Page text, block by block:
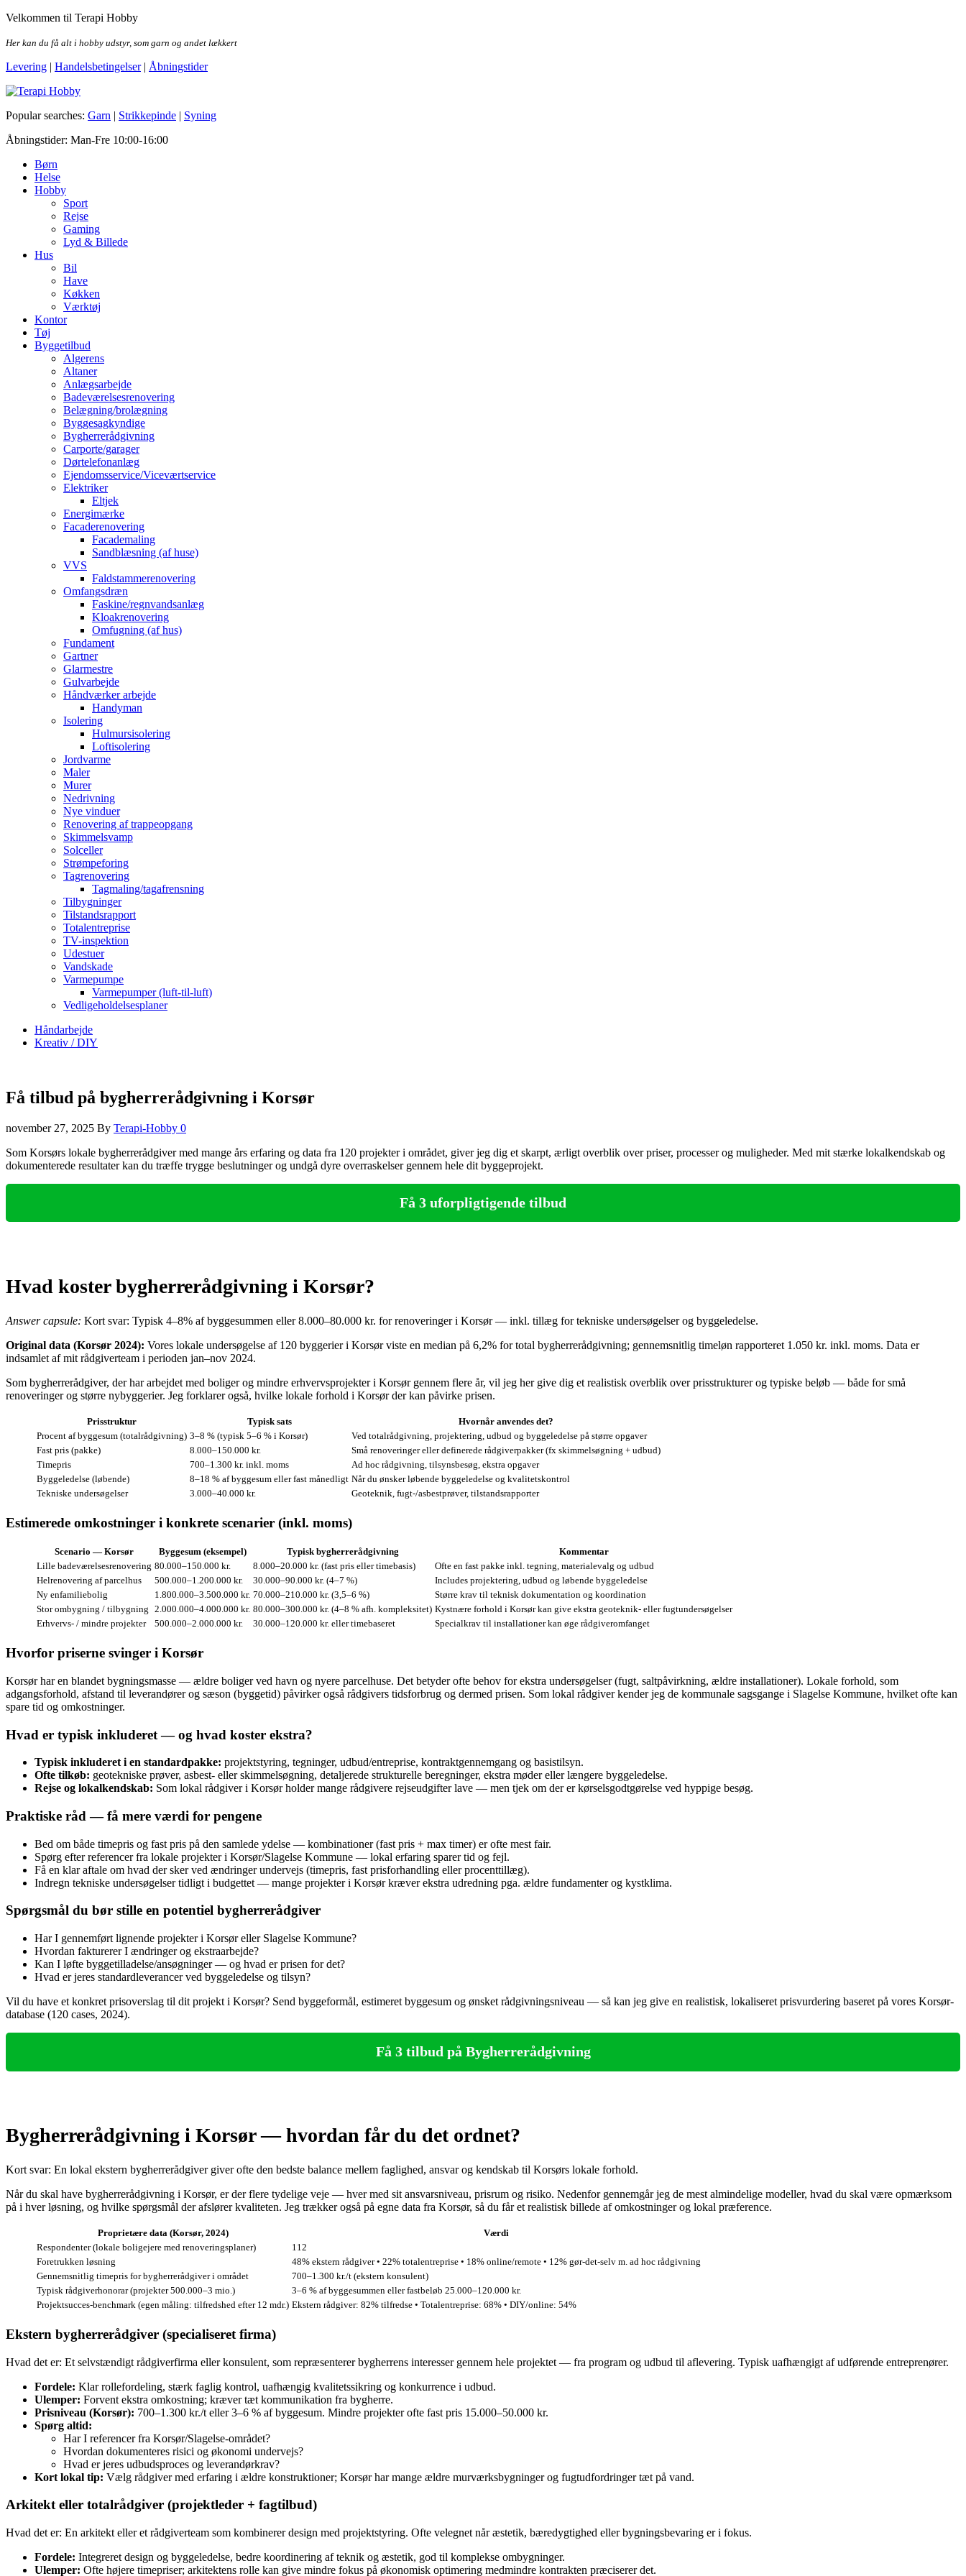
Skip
the
Velkommen til Terapi Hobby
Her kan du få alt i hobby udstyr, som garn og andet lækkert
Levering | Handelsbetingelser| Åbningstider
Terapi Hobby
Popular searches: Garn | Strikkepinde | Syning
Åbningstider: Man-Fre 10:00-16:00
Børn
Helse
Hobby
Sport
Rejse
Gaming
Lyd & Billede
Hus
Bil
Have
Køkken
Værktøj
Kontor
Tøj
Byggetilbud
Algerens
Altaner
Anlægsarbejde
Badeværelsesrenovering
Belægning/brolægning
Byggesagkyndige
Bygherrerådgivning
Carporte/garager
Dørtelefonanlæg
Ejendomsservice/Viceværtservice
Elektriker
Eltjek
Energimærke
Facaderenovering
Facademaling
Sandblæsning (af huse)
VVS
Faldstammerenovering
Omfangsdræn
Faskine/regnvandsanlæg
Kloakrenovering
Omfugning (af hus)
Fundament
Gartner
Glarmestre
Gulvarbejde
Håndværker arbejde
Handyman
Isolering
Hulmursisolering
Loftisolering
Jordvarme
Maler
Murer
Nedrivning
Nye vinduer
Renovering af trappeopgang
Skimmelsvamp
Solceller
Strømpeforing
Tagrenovering
Tagmaling/tagafrensning
Tilbygninger
Tilstandsrapport
Totalentreprise
TV-inspektion
Udestuer
Vandskade
Varmepumpe
Varmepumper (luft-til-luft)
Vedligeholdelsesplaner
Håndarbejde
Kreativ / DIY
Få tilbud på bygherrerådgivning i Korsør
november 27, 2025 By Terapi-Hobby 0
Som Korsørs lokale bygherrerådgiver med mange års erfaring og data fra 120 projekter i området, giver jeg dig et skarpt, ærligt overblik over priser, processer og muligheder. Med mit stærke lokalkendskab og
dokumenterede resultater kan du træffe trygge beslutninger og undgå dyre overraskelser gennem hele dit byggeprojekt.
Få 3 uforpligtigende tilbud
Hvad koster bygherrerådgivning i Korsør?
Answer capsule: Kort svar: Typisk 4–8% af byggesummen eller 8.000–80.000 kr. for renoveringer i Korsør — inkl. tillæg for tekniske undersøgelser og byggeledelse.
Original data (Korsør 2024): Vores lokale undersøgelse af 120 byggerier i Korsør viste en median på 6,2% for total bygherrerådgivning; gennemsnitlig timeløn rapporteret 1.050 kr. inkl. moms. Data er
indsamlet af mit rådgiverteam i perioden jan–nov 2024.
Som bygherrerådgiver, der har arbejdet med boliger og mindre erhvervsprojekter i Korsør gennem flere år, vil jeg her give dig et realistisk overblik over prisstrukturer og typiske beløb — både for små
renoveringer og større nybyggerier. Jeg forklarer også, hvilke lokale forhold i Korsør der kan påvirke prisen.
Prisstruktur Typisk sats
Hvornår anvendes det?
Procent af byggesum (totalrådgivning) 3–8 % (typisk 5–6 % i Korsør)
Ved totalrådgivning, projektering, udbud og byggeledelse på større opgaver
Fast pris (pakke)
8.000–150.000 kr.
Små renoveringer eller definerede rådgiverpakker (fx skimmelsøgning + udbud)
Timepris
700–1.300 kr. inkl. moms
Ad hoc rådgivning, tilsynsbesøg, ekstra opgaver
Byggeledelse (løbende)
8–18 % af byggesum eller fast månedligt Når du ønsker løbende byggeledelse og kvalitetskontrol
Tekniske undersøgelser
3.000–40.000 kr. Geoteknik, fugt-/asbestprøver, tilstandsrapporter
Estimerede omkostninger i konkrete scenarier (inkl. moms)
Scenario — Korsør Byggesum (eksempel) Typisk bygherrerådgivning
Kommentar
Lille badeværelsesrenovering 80.000–150.000 kr. 8.000–20.000 kr. (fast pris eller timebasis)
Ofte en fast pakke inkl. tegning, materialevalg og udbud
Helrenovering af parcelhus
500.000–1.200.000 kr. 30.000–90.000 kr. (4–7 %)
Includes projektering, udbud og løbende byggeledelse
Ny enfamiliebolig
1.800.000–3.500.000 kr. 70.000–210.000 kr. (3,5–6 %)
Større krav til teknisk dokumentation og koordination
Stor ombygning / tilbygning 2.000.000–4.000.000 kr. 80.000–300.000 kr. (4–8 % afh. kompleksitet) Kystnære forhold i Korsør kan give ekstra geoteknik- eller fugtundersøgelser
Erhvervs- / mindre projekter
500.000–2.000.000 kr. 30.000–120.000 kr. eller timebaseret Specialkrav til installationer kan øge rådgiveromfanget
Hvorfor priserne svinger i Korsør
Korsør har en blandet bygningsmasse — ældre boliger ved havn og nyere parcelhuse. Det betyder ofte behov for ekstra undersøgelser (fugt, saltpåvirkning, ældre installationer). Lokale forhold, som
adgangsforhold, afstand til leverandører og sæson (byggetid) påvirker også rådgivers tidsforbrug og dermed prisen. Som lokal rådgiver kender jeg de kommunale sagsgange i Slagelse Kommune, hvilket ofte kan
spare tid og omkostninger.
Hvad er typisk inkluderet — og hvad koster ekstra?
Typisk inkluderet i en standardpakke: projektstyring, tegninger, udbud/entreprise, kontraktgennemgang og basistilsyn.
Ofte tilkøb: geotekniske prøver, asbest- eller skimmelsøgning, detaljerede strukturelle beregninger, ekstra møder eller længere byggeledelse.
Rejse og lokalkendskab: Som lokal rådgiver i Korsør holder mange rådgivere rejseudgifter lave — men tjek om der er kørselsgodtgørelse ved hyppige besøg.
Praktiske råd — få mere værdi for pengene
Bed om både timepris og fast pris på den samlede ydelse — kombinationer (fast pris + max timer) er ofte mest fair.
Spørg efter referencer fra lokale projekter i Korsør/Slagelse Kommune — lokal erfaring sparer tid og fejl.
Få en klar aftale om hvad der sker ved ændringer undervejs (timepris, fast prisforhandling eller procenttillæg).
Indregn tekniske undersøgelser tidligt i budgettet — mange projekter i Korsør kræver ekstra udredning pga. ældre fundamenter og kystklima.
Spørgsmål du bør stille en potentiel bygherrerådgiver
Har I gennemført lignende projekter i Korsør eller Slagelse Kommune?
Hvordan fakturerer I ændringer og ekstraarbejde?
Kan I løfte byggetilladelse/ansøgninger — og hvad er prisen for det?
Hvad er jeres standardleverancer ved byggeledelse og tilsyn?
Vil du have et konkret prisoverslag til dit projekt i Korsør? Send byggeformål, estimeret byggesum og ønsket rådgivningsniveau — så kan jeg give en realistisk, lokaliseret prisvurdering baseret på vores Korsør-
database (120 cases, 2024).
Få 3 tilbud på Bygherrerådgivning
Bygherrerådgivning i Korsør — hvordan får du det ordnet?
Kort svar: En lokal ekstern bygherrerådgiver giver ofte den bedste balance mellem faglighed, ansvar og kendskab til Korsørs lokale forhold.
Når du skal have bygherrerådgivning i Korsør, er der flere tydelige veje — hver med sit ansvarsniveau, prisrum og risiko. Nedenfor gennemgår jeg de mest almindelige modeller, hvad du skal være opmærksom
på i hver løsning, og hvilke spørgsmål der afslører kvaliteten. Jeg trækker også på egne data fra Korsør, så du får et realistisk billede af omkostninger og lokal præference.
Proprietære data (Korsør, 2024)
Værdi
Respondenter (lokale boligejere med renoveringsplaner)
112
Foretrukken løsning
48% ekstern rådgiver • 22% totalentreprise • 18% online/remote • 12% gør‑det‑selv m. ad hoc rådgivning
Gennemsnitlig timepris for bygherrerådgiver i området
700–1.300 kr./t (ekstern konsulent)
Typisk rådgiverhonorar (projekter 500.000–3 mio.)
3–6 % af byggesummen eller fastbeløb 25.000–120.000 kr.
Projektsucces‑benchmark (egen måling: tilfredshed efter 12 mdr.) Ekstern rådgiver: 82% tilfredse • Totalentreprise: 68% • DIY/online: 54%
Ekstern bygherrerådgiver (specialiseret firma)
Hvad det er: Et selvstændigt rådgiverfirma eller konsulent, som repræsenterer bygherrens interesser gennem hele projektet — fra program og udbud til aflevering. Typisk uafhængigt af udførende entreprenører.
Fordele: Klar rollefordeling, stærk faglig kontrol, uafhængig kvalitetssikring og konkurrence i udbud.
Ulemper: Forvent ekstra omkostning; kræver tæt kommunikation fra bygherre.
Prisniveau (Korsør): 700–1.300 kr./t eller 3–6 % af byggesum. Mindre projekter ofte fast pris 15.000–50.000 kr.
Spørg altid:
Har I referencer fra Korsør/Slagelse‑området?
Hvordan dokumenteres risici og økonomi undervejs?
Hvad er jeres udbudsproces og leverandørkrav?
Kort lokal tip: Vælg rådgiver med erfaring i ældre k­onstruktioner; Korsør har mange ældre murværksbygninger og fugtudfordringer tæt på vand.
Arkitekt eller totalrådgiver (projektleder + fagtilbud)
Hvad det er: En arkitekt eller et rådgiverteam som kombinerer design med projektstyring. Ofte velegnet når æstetik, bæredygtighed eller bygningsbevaring er i fokus.
Fordele: Integreret design og byggeledelse, bedre koordinering af teknik og æstetik, god til komplekse ombygninger.
Ulemper: Ofte højere timepriser; arkitektens rolle kan give mindre fokus på økonomisk optimering medmindre kontrakten præciserer det.